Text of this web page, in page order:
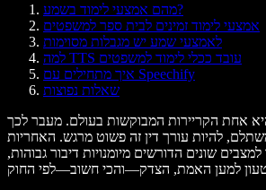
מהם אמצעי לימוד בשמע?
אמצעי לימוד זמינים לבית ספר למשפטים
לאמצעי שמע יש מגבלות מסוימות
למה TTS עובד ככלי לימוד למשפטים
איך מתחילים עם Speechify
שאלות נפוצות
אחת הקריירות המבוקשות בעולם. מעבר לכך
להיות עורך דין זה פשוט מרגש. האחריות
שונים הדורשים מיומנויות דיבור גבוהות,